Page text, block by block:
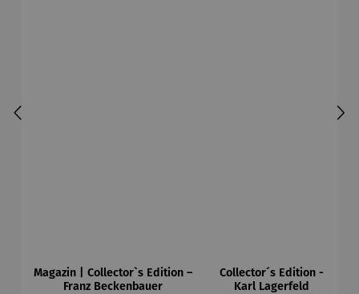
Magazin | Collector`s Edition –
Franz Beckenbauer
Collector´s Edition -
Karl Lagerfeld